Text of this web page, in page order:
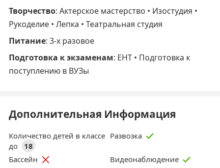
Творчество: Актерское мастерство • Изостудия •
Рукоделие • Лепка • Театральная студия
Питание: 3-х разовое
Подготовка к экзаменам: ЕНТ • Подготовка к
поступлению в ВУЗы
Дополнительная Информация
Количество детей в классе
до
18
Развозка
Бассейн
Видеонаблюдение